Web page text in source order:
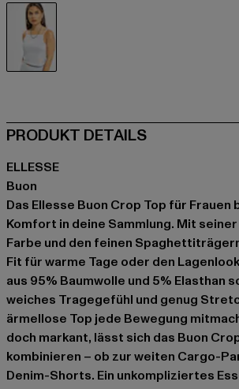
PRODUKT DETAILS
ELLESSE
Buon
Das Ellesse Buon Crop Top für Frauen
Komfort in deine Sammlung. Mit
Farbe und den feinen
Fit für warme Tage oder den
aus 95% Baumwolle und 5% Elasthan
weiches Tragegefühl und genug
ärmellose Top jede Bewegung
doch markant, lässt sich das Buon
kombinieren – ob zur weiten Cargo-
Denim-Shorts. Ein unkompliziertes